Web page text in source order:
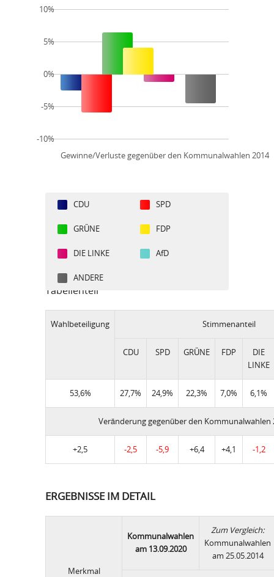
Gewinne/Verluste gegenüber den Kommunalwahlen 2014
10%
5%
0%
-5%
-10%
CDU SPD
GRÜNE FDP
DIE LINKE AfD
ANDERE
Tabellenteil
Wahlbeteiligung Stimmenanteil
CDU SPD GRÜNE FDP
DIE
LINKE
53,6% 27,7% 24,9% 22,3% 7,0% 6,1%
Veränderung gegenüber den Kommunalwahlen
+2,5 -2,5 -5,9 +6,4 +4,1 -1,2
ERGEBNISSE IM DETAIL
Merkmal
Kommunalwahlen
am 13.09.2020
Zum Vergleich:
Kommunalwahlen
am 25.05.2014